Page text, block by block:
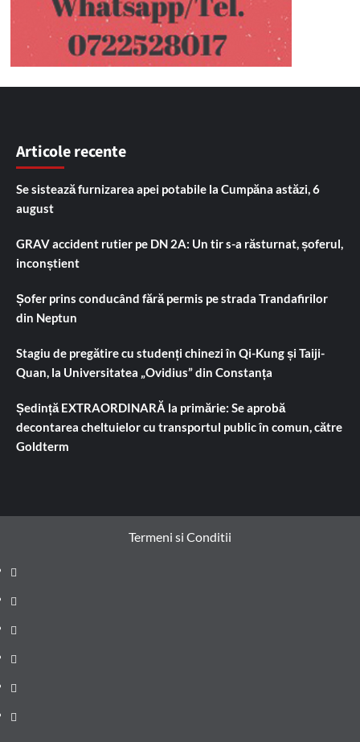
Articole recente
Se sistează furnizarea apei potabile la Cumpăna astăzi, 6
august
GRAV accident rutier pe DN 2A: Un tir s-a răsturnat, șoferul,
inconștient
Șofer prins conducând fără permis pe strada Trandafirilor
din Neptun
Stagiu de pregătire cu studenți chinezi în Qi-Kung și Taiji-
Quan, la Universitatea „Ovidius” din Constanța
Ședință EXTRAORDINARĂ la primărie: Se aprobă
decontarea cheltuielor cu transportul public în comun, către
Goldterm
Termeni si Conditii
Prima
pagină
Știri
de
ultima
Administrație
locală
Actualitate
Justiție
Cultura